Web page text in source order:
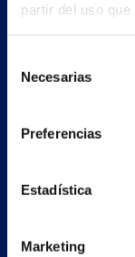
partir del uso
Necesarias
Preferencias
Estadística
Marketing
Estrada Porto
Pontevedra -